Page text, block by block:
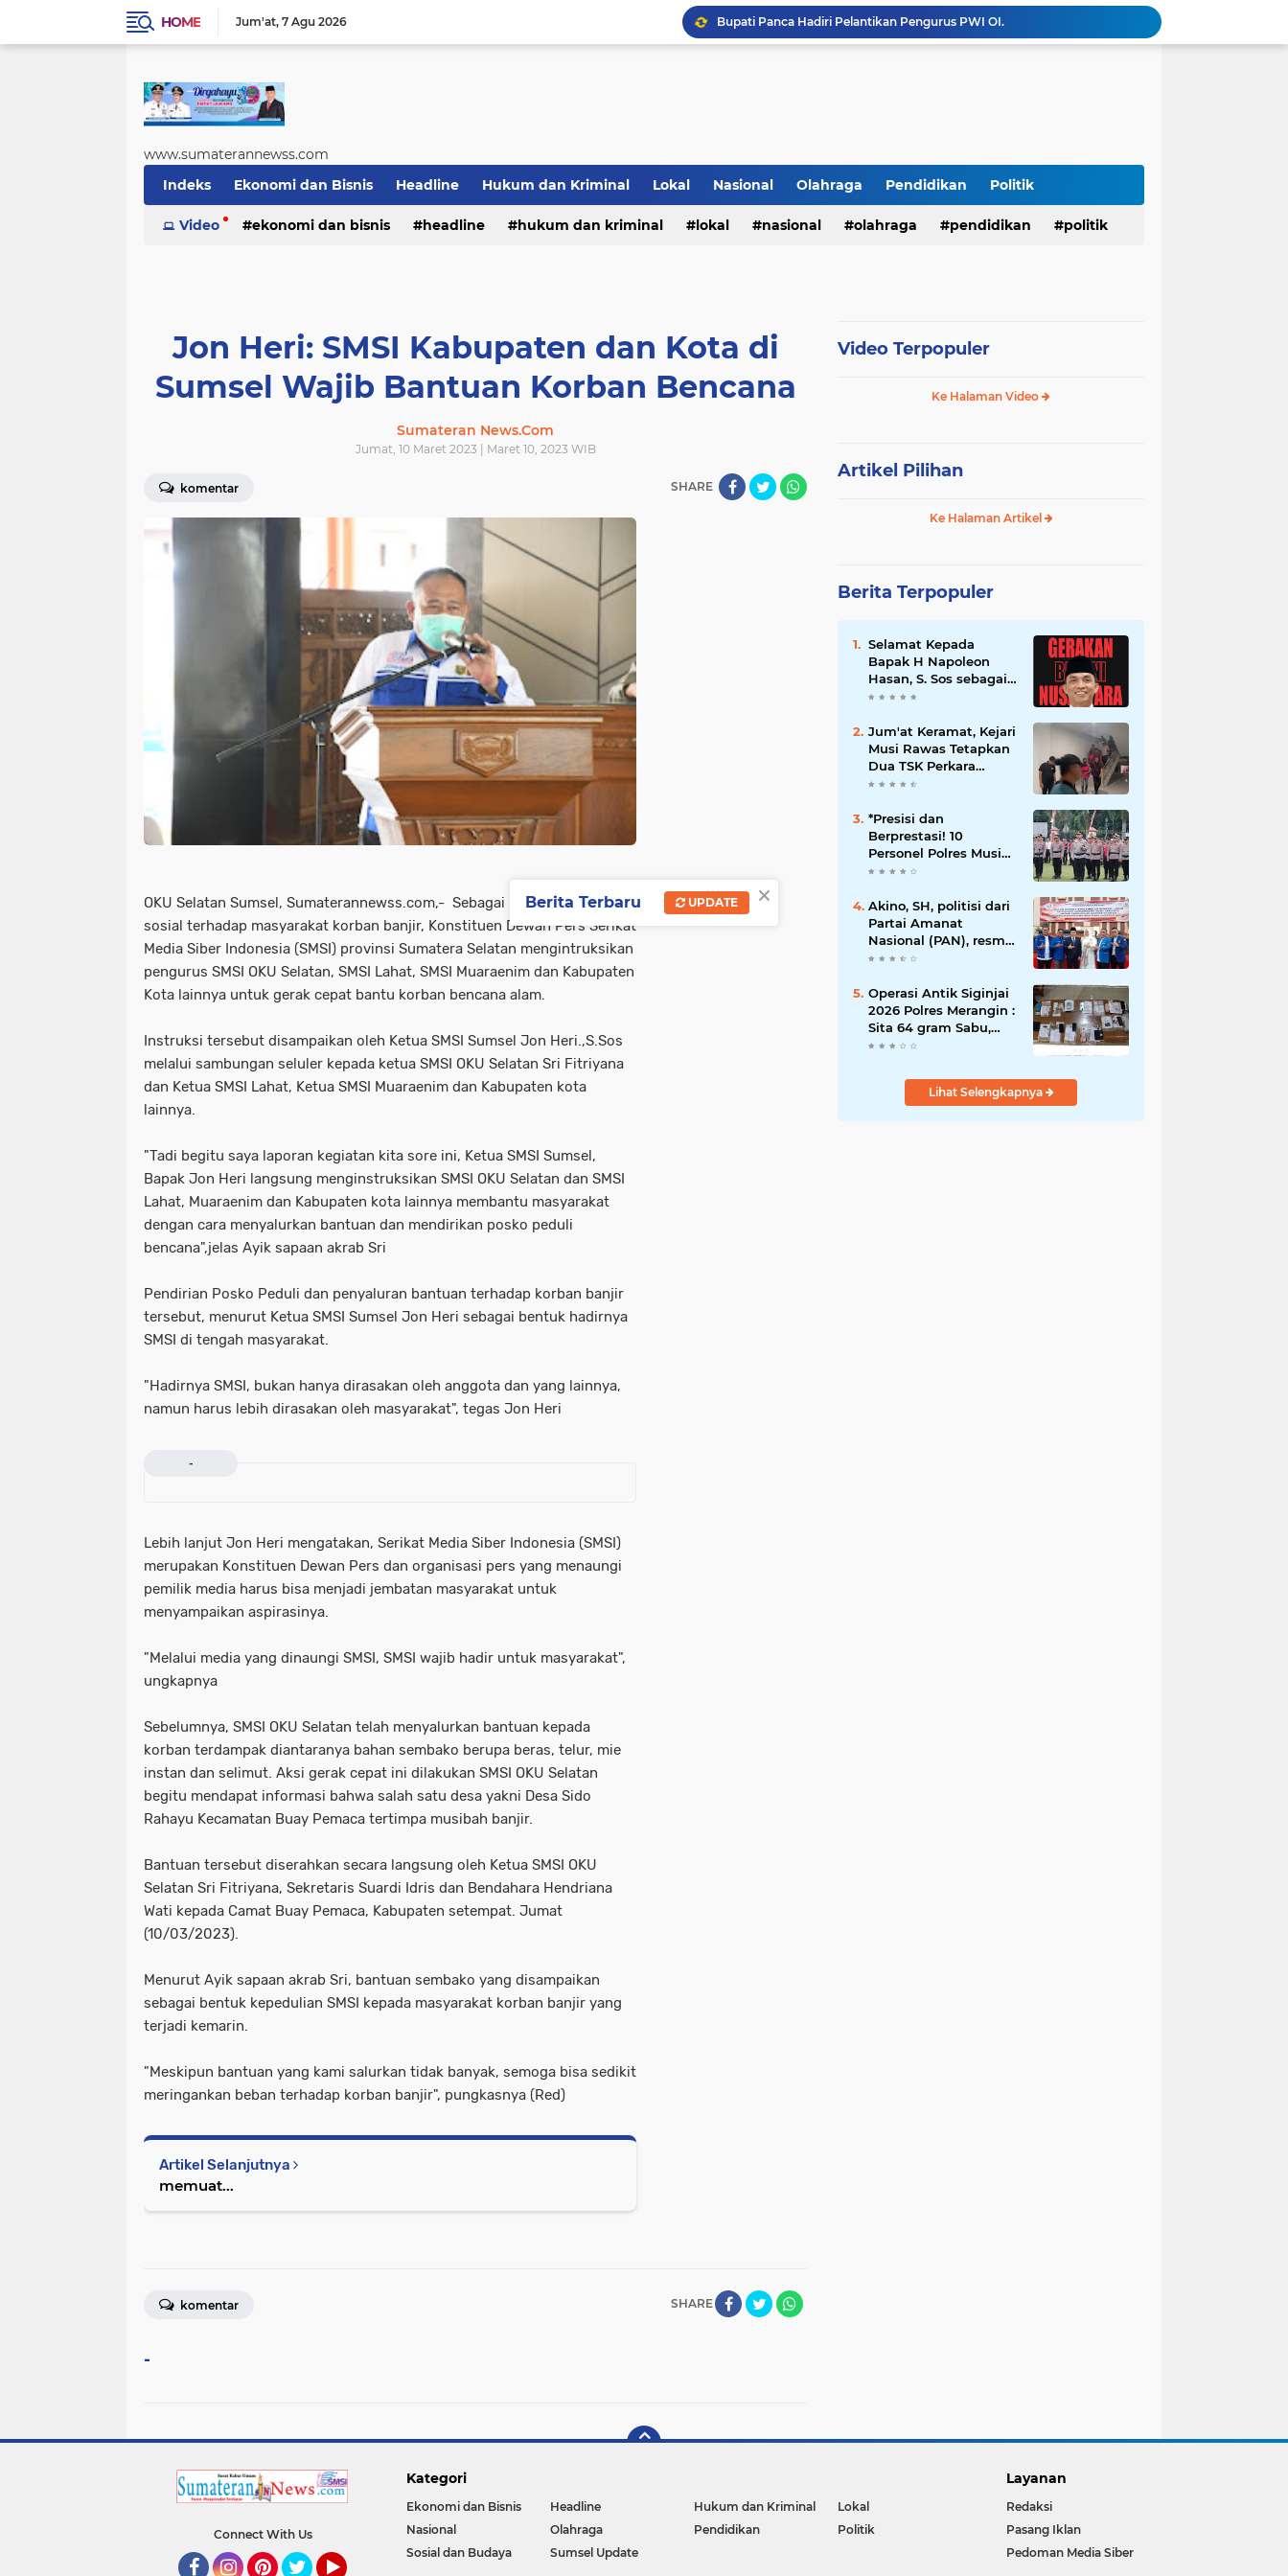
HOME Jum'at 7 Agu 2026 Bupati Panca Hadiri Pelantikan Pengurus PWI OI.
Polres Sarolangun Intensifkan KRYD Bersama Polsek Jajaran, Antisipasi Balap Liar dan Gangguan Kamtibmas
www.sumaterannewss.com
Indeks
Ekonomi dan Bisnis Headline Hukum dan Kriminal Lokal Nasional Olahraga Pendidikan Politik
Sosial dan Budaya Sumsel Update
Video ekonomi dan bisnis headline hukum dan kriminal lokal nasional olahraga pendidikan politik
Jon Heri: SMSI Kabupaten dan Kota di
Sumsel Wajib Bantuan Korban Bencana
Sumateran News.Com
Jumat, 10 Maret 2023 | Maret 10, 2023 WIB
komentar SHARE
OKU Selatan Sumsel, Sumaterannewss.com,- Sebagai bentuk kepedulian
sosial terhadap masyarakat korban banjir, Konstituen Dewan Pers Serikat
Media Siber Indonesia (SMSI) provinsi Sumatera Selatan mengintruksikan
pengurus SMSI OKU Selatan, SMSI Lahat, SMSI Muaraenim dan Kabupaten
Kota lainnya untuk gerak cepat bantu korban bencana alam.
Instruksi tersebut disampaikan oleh Ketua SMSI Sumsel Jon Heri.,S.Sos
melalui sambungan seluler kepada ketua SMSI OKU Selatan Sri Fitriyana
dan Ketua SMSI Lahat, Ketua SMSI Muaraenim dan Kabupaten kota
lainnya.
"Tadi begitu saya laporan kegiatan kita sore ini, Ketua SMSI Sumsel,
Bapak Jon Heri langsung menginstruksikan SMSI OKU Selatan dan SMSI
Lahat, Muaraenim dan Kabupaten kota lainnya membantu masyarakat
dengan cara menyalurkan bantuan dan mendirikan posko peduli
bencana",jelas Ayik sapaan akrab Sri
Pendirian Posko Peduli dan penyaluran bantuan terhadap korban banjir
tersebut, menurut Ketua SMSI Sumsel Jon Heri sebagai bentuk hadirnya
SMSI di tengah masyarakat.
"Hadirnya SMSI, bukan hanya dirasakan oleh anggota dan yang lainnya,
namun harus lebih dirasakan oleh masyarakat", tegas Jon Heri
-
Lebih lanjut Jon Heri mengatakan, Serikat Media Siber Indonesia (SMSI)
merupakan Konstituen Dewan Pers dan organisasi pers yang menaungi
pemilik media harus bisa menjadi jembatan masyarakat untuk
menyampaikan aspirasinya.
"Melalui media yang dinaungi SMSI, SMSI wajib hadir untuk masyarakat",
ungkapnya
Sebelumnya, SMSI OKU Selatan telah menyalurkan bantuan kepada
korban terdampak diantaranya bahan sembako berupa beras, telur, mie
instan dan selimut. Aksi gerak cepat ini dilakukan SMSI OKU Selatan
begitu mendapat informasi bahwa salah satu desa yakni Desa Sido
Rahayu Kecamatan Buay Pemaca tertimpa musibah banjir.
Bantuan tersebut diserahkan secara langsung oleh Ketua SMSI OKU
Selatan Sri Fitriyana, Sekretaris Suardi Idris dan Bendahara Hendriana
Wati kepada Camat Buay Pemaca, Kabupaten setempat. Jumat
(10/03/2023).
Menurut Ayik sapaan akrab Sri, bantuan sembako yang disampaikan
sebagai bentuk kepedulian SMSI kepada masyarakat korban banjir yang
terjadi kemarin.
"Meskipun bantuan yang kami salurkan tidak banyak, semoga bisa sedikit
meringankan beban terhadap korban banjir", pungkasnya (Red)
Artikel Selanjutnya
memuat...
SHARE
komentar
-
Video Terpopuler
Ke Halaman Video
Artikel Pilihan
Ke Halaman Artikel
Berita Terpopuler
Selamat Kepada
Bapak H Napoleon
Hasan, S. Sos sebagai
Ketua DPD G. BRAN
Jum'at Keramat, Kejari
Musi Rawas Tetapkan
Dua TSK Perkara
Dugaan Korupsi Dana
*Presisi dan
Berprestasi! 10
Personel Polres Musi
Rawas Raih
Bergengsi dari
Kapolda Sumsel*
Akino, SH, politisi dari
Partai Amanat
Nasional (PAN), resmi
dilantik sebagai
Operasi Antik Siginjai
2026 Polres Merangin :
Sita 64 gram Sabu,
42,46 gram Ganja, 5
Amankan 21 Orang
TersangkaLihat Selengkapnya
Connect With Us
Kategori
Ekonomi dan Bisnis Headline Hukum dan Kriminal
Lokal
Nasional
Olahraga Pendidikan
Politik
Sosial dan Budaya
Sumsel Update
Layanan
Redaksi
Pasang Iklan
Pedoman Media Siber
×
Berita Terbaru UPDATE